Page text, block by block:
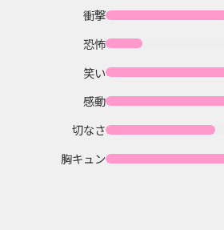
衝撃
恐怖
笑い
感動
切なさ
胸キュン